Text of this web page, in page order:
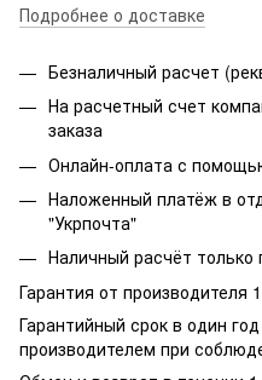
Подробнее о доставке
Безналичный расчет
На расчетный счет
заказа
Онлайн-оплата с
Наложенный платёж в
"Укрпочта"
Наличный расчёт
Гарантия от производителя
Гарантийный срок в один
производителем при